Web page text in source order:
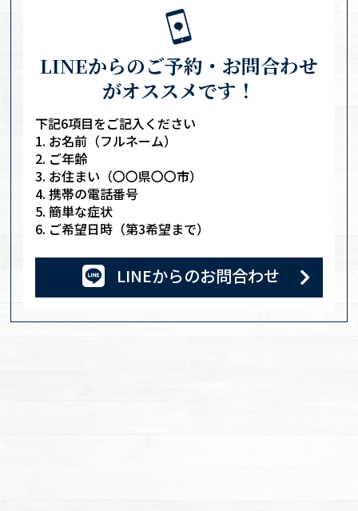
LINEからのご予約・お問合わせ
がオススメです！
下記6項目をご記入ください
お名前（フルネーム）
ご年齢
お住まい（〇〇県〇〇市）
携帯の電話番号
簡単な症状
ご希望日時（第3希望まで）
LINEからのお問合わせ